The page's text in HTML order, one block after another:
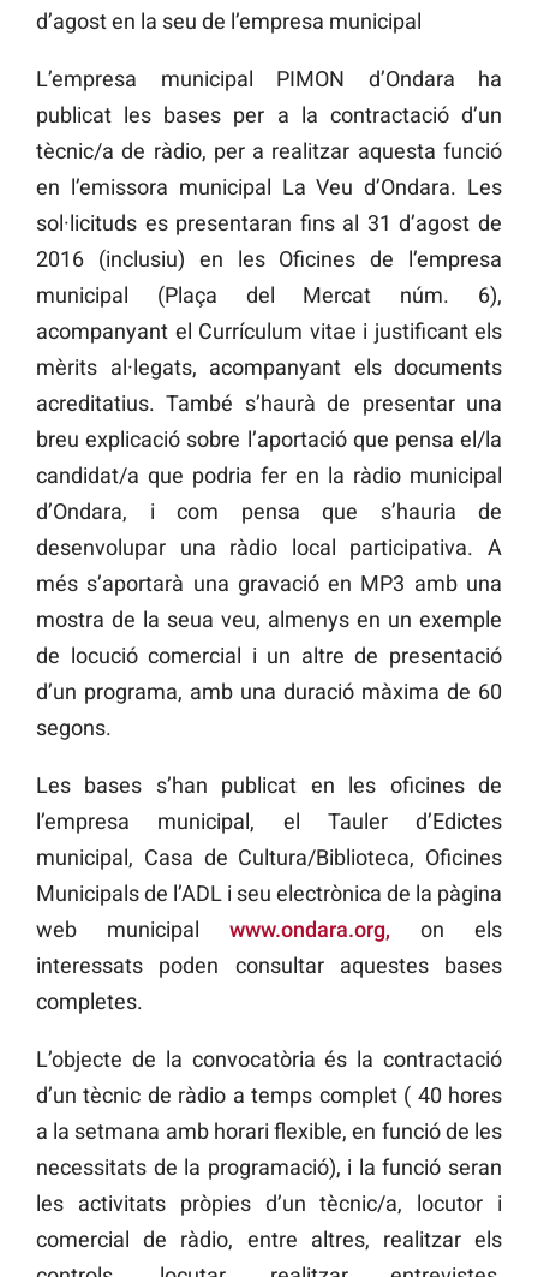
d’agost en la seu de l’empresa municipal
L’empresa municipal PIMON d’Ondara ha
publicat les bases per a la contractació d’un
tècnic/a de ràdio, per a realitzar aquesta funció
en l’emissora municipal La Veu d’Ondara. Les
sol·licituds es presentaran fins al 31 d’agost de
2016 (inclusiu) en les Oficines de l’empresa
municipal (Plaça del Mercat núm. 6),
acompanyant el Currículum vitae i justificant els
mèrits al·legats, acompanyant els documents
acreditatius. També s’haurà de presentar una
breu explicació sobre l’aportació que pensa el/la
candidat/a que podria fer en la ràdio municipal
d’Ondara, i com pensa que s’hauria de
desenvolupar una ràdio local participativa. A
més s’aportarà una gravació en MP3 amb una
mostra de la seua veu, almenys en un exemple
de locució comercial i un altre de presentació
d’un programa, amb una duració màxima de 60
segons.
Les bases s’han publicat en les oficines de
l’empresa municipal, el Tauler d’Edictes
municipal, Casa de Cultura/Biblioteca, Oficines
Municipals de l’ADL i seu electrònica de la pàgina
web municipal www.ondara.org, on els
interessats poden consultar aquestes bases
completes.
L’objecte de la convocatòria és la contractació
d’un tècnic de ràdio a temps complet ( 40 hores
a la setmana amb horari flexible, en funció de les
necessitats de la programació), i la funció seran
les activitats pròpies d’un tècnic/a, locutor i
comercial de ràdio, entre altres, realitzar els